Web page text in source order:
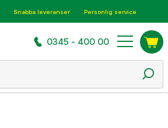
Snabba leveranser Personlig service
0345 - 400 00